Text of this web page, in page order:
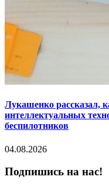
Лукашенко рассказал,
интеллектуальных
беспилотников
04.08.2026
Подпишись на нас!